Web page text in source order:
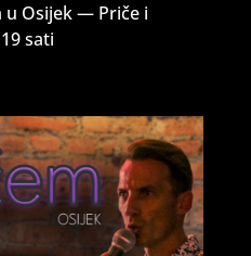
u Osijek — Priče i
sati